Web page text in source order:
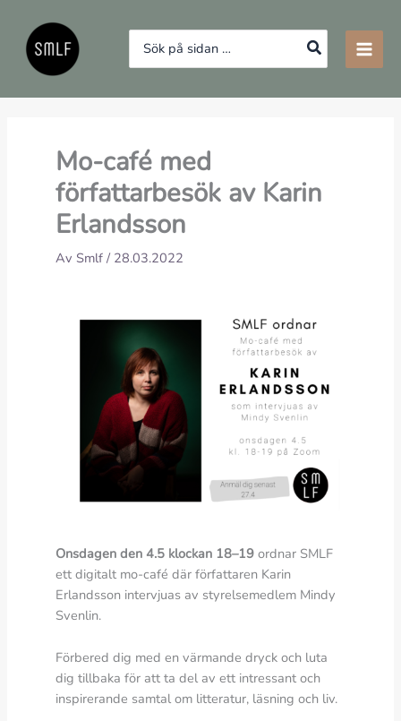
innehåll
Search
for:
Mo-café med
författarbesök av Karin
Erlandsson
AvSmlf/ 28.03.2022
Onsdagen den 4.5 klockan 18–19 ordnar SMLF
ett digitalt mo-café där författaren Karin
Erlandsson intervjuas av styrelsemedlem Mindy
Svenlin.
Förbered dig med en värmande dryck och luta
dig tillbaka för att ta del av ett intressant och
inspirerande samtal om litteratur, läsning och liv.